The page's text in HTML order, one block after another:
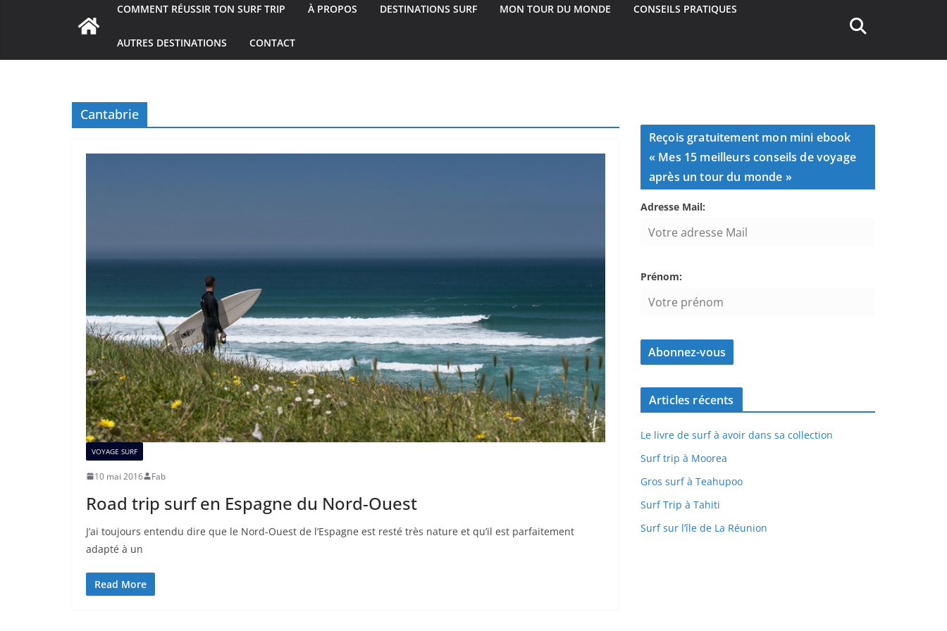
COMMENT RÉUSSIR TON SURF TRIP À PROPOS DESTINATIONS SURF MON TOUR DU MONDE CONSEILS PRATIQUES
AUTRES DESTINATIONS CONTACT
Cantabrie
VOYAGE SURF
10 mai 2016 Fab
Road trip surf en Espagne du Nord-Ouest
J’ai toujours entendu dire que le Nord-Ouest de l’Espagne est resté très nature et qu’il est parfaitement
adapté à un
Read More
Reçois gratuitement mon mini ebook
« Mes 15 meilleurs conseils de voyage
après un tour du monde »
Adresse Mail:
Prénom:
Articles récents
Le livre de surf à avoir dans sa collection
Surf trip à Moorea
Gros surf à Teahupoo
Surf Trip à Tahiti
Surf sur l’île de La Réunion